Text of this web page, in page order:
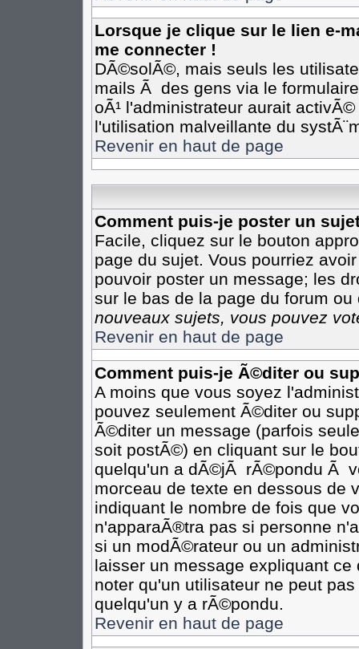
Lorsque je clique sur le lien e-
me connecter !
DÃ©solÃ©, mais seuls les
mails Ã des gens via le
oÃ¹ l'administrateur aurait
l'utilisation malveillante du
Revenir en haut de page
Comment puis-je poster un
Facile, cliquez sur le bouton
page du sujet. Vous pourriez
pouvoir poster un message; les
sur le bas de la page du forum
nouveaux sujets, vous pouvez
Revenir en haut de page
Comment puis-je Ã©diter ou
A moins que vous soyez
pouvez seulement Ã©diter ou
Ã©diter un message (parfois
soit postÃ©) en cliquant sur le
quelqu'un a dÃ©jÃ rÃ©pondu Ã
morceau de texte en dessous de
indiquant le nombre de fois que
n'apparaÃ®tra pas si personne
si un modÃ©rateur ou un
laisser un message expliquant
noter qu'un utilisateur ne peut
quelqu'un y a rÃ©pondu.
Revenir en haut de page